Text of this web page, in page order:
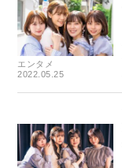
エンタメ
2022.05.25